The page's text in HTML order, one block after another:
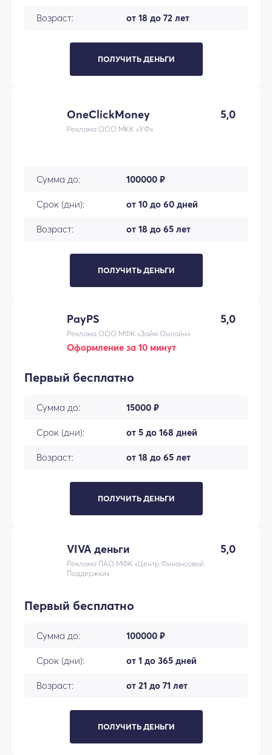
Возраст: от 18 до 72 лет
ПОЛУЧИТЬ ДЕНЬГИ
OneClickMoney 5,0
Реклама ООО МКК «УФ»
Сумма до: 100000 ₽
Срок (дни): от 10 до 60 дней
Возраст: от 18 до 65 лет
ПОЛУЧИТЬ ДЕНЬГИ
PayPS 5,0
Реклама ООО МФК «Займ Онлайн»
Оформление за 10 минут
Первый бесплатно
Сумма до: 15000 ₽
Срок (дни): от 5 до 168 дней
Возраст: от 18 до 65 лет
ПОЛУЧИТЬ ДЕНЬГИ
VIVA деньги 5,0
Реклама ПАО МФК «Центр Финансовой
Поддержки»
Первый бесплатно
Сумма до: 100000 ₽
Срок (дни): от 1 до 365 дней
Возраст: от 21 до 71 лет
ПОЛУЧИТЬ ДЕНЬГИ